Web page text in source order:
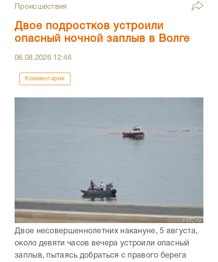
Происшествия
Двое подростков устроили
опасный ночной заплыв в Волге
06.08.2026 12:46
Комментарии
Двое несовершеннолетних накануне, 5 августа,
около девяти часов вечера устроили опасный
заплыв, пытаясь добраться с правого берега